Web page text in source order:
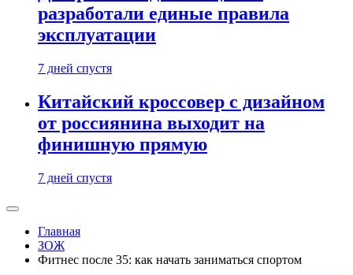
разработали единые правила
эксплуатации
7 дней спустя
Китайский кроссовер с дизайном
от россиянина выходит на
финишную прямую
7 дней спустя
Главная
ЗОЖ
Фитнес после 35: как начать заниматься спортом